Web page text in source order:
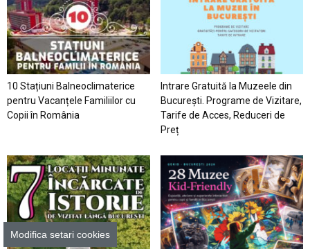
10 Stațiuni Balneoclimaterice
pentru Vacanțele Familiilor cu
Copii în România
Intrare Gratuită la Muzeele din
București. Programe de Vizitare,
Tarife de Acces, Reduceri de
Preț
Modifica setari cookies